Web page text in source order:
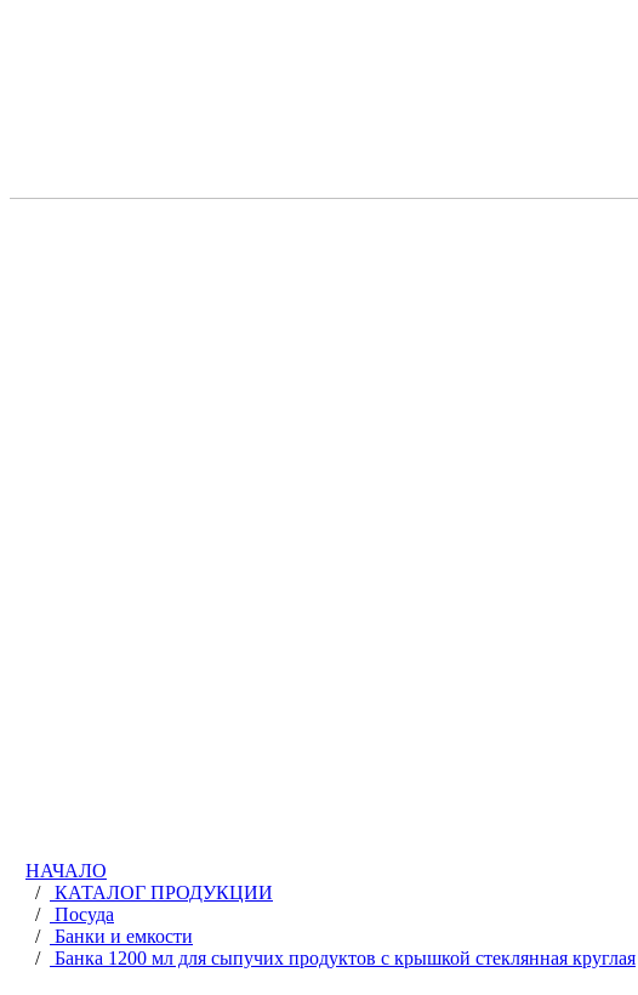
НАЧАЛО
/
КАТАЛОГ ПРОДУКЦИИ
/
Посуда
/
Банки и емкости
/
Банка 1200 мл для сыпучих продуктов с крышкой стеклянная круглая